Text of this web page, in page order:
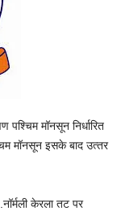
पश्चिम मॉनसून निर्धारित
मॉनसून इसके बाद उत्‍तर
केरला तट पर